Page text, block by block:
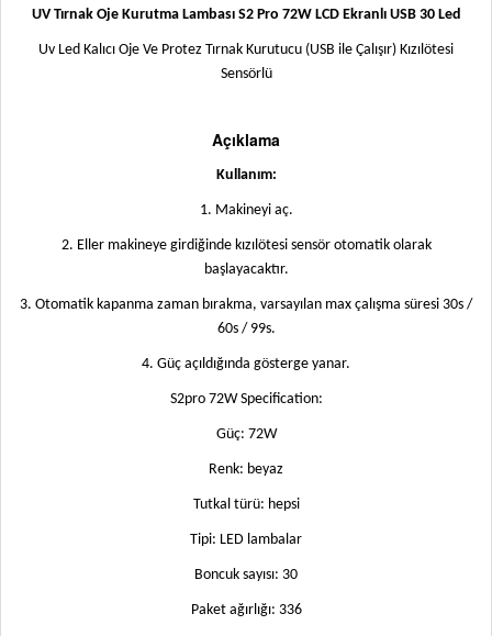
UV Tırnak Oje Kurutma Lambası S2 Pro 72W LCD Ekranlı USB 30 Led
Uv Led Kalıcı Oje Ve Protez Tırnak Kurutucu (USB ile Çalışır) Kızılötesi
Sensörlü
Açıklama
Kullanım:
1. Makineyi aç.
2. Eller makineye girdiğinde kızılötesi sensör otomatik olarak
başlayacaktır.
3. Otomatik kapanma zaman bırakma, varsayılan max çalışma süresi 30s /
60s / 99s.
4. Güç açıldığında gösterge yanar.
S2pro 72W Specification:
Güç: 72W
Renk: beyaz
Tutkal türü: hepsi
Tipi: LED lambalar
Boncuk sayısı: 30
Paket ağırlığı: 336